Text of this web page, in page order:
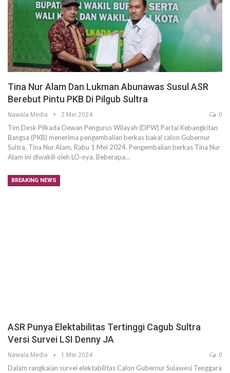
Tina Nur Alam Dan Lukman Abunawas Susul ASR
Berebut Pintu PKB Di Pilgub Sultra
Nawala Media 2 Mei 2024 0
Tim Desk Pilkada Dewan Pengurus Wilayah (DPW) Partai Kebangkitan
Bangsa (PKB) menerima pengembalian berkas bakal calon Gubernur
Sultra, Tina Nur Alam, Rabu 1 Mei 2024. Pengembalian berkas Tina Nur
Alam ini diwakili oleh LO-nya. Beberapa…
BREAKING NEWS
ASR Punya Elektabilitas Tertinggi Cagub Sultra
Versi Survei LSI Denny JA
Nawala Media 1 Mei 2024 0
Dalam rangkaian survei elektabilitas Calon Gubernur Sulawesi Tenggara